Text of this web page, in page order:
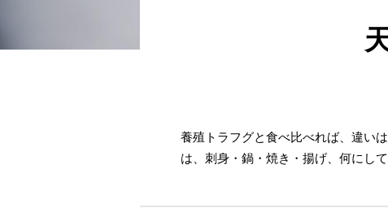
養殖トラフグと食べ比べれば、違い
は、刺身・鍋・焼き・揚げ、何にし